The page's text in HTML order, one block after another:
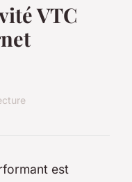
VTC
est